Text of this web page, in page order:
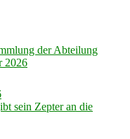
der Abteilung
2026
sein Zepter an die